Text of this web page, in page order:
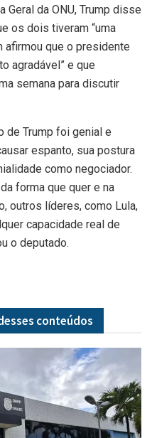
Geral da ONU, Trump disse
os dois tiveram “uma
afirmou que o presidente
agradável” e que
semana para discutir
de Trump foi genial e
espanto, sua postura
como negociador.
forma que quer e na
outros líderes, como Lula,
capacidade real de
o deputado.
conteúdos